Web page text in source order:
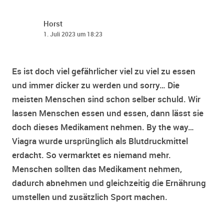
Horst
1. Juli 2023 um 18:23
Es ist doch viel gefährlicher viel zu viel zu essen
und immer dicker zu werden und sorry… Die
meisten Menschen sind schon selber schuld. Wir
lassen Menschen essen und essen, dann lässt sie
doch dieses Medikament nehmen. By the way…
Viagra wurde ursprünglich als Blutdruckmittel
erdacht. So vermarktet es niemand mehr.
Menschen sollten das Medikament nehmen,
dadurch abnehmen und gleichzeitig die Ernährung
umstellen und zusätzlich Sport machen.